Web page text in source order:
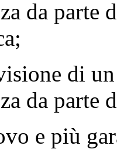
da parte
di
da parte
e più